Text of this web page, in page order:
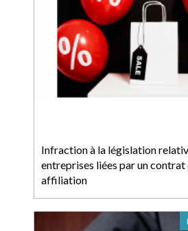
Infraction à la législation
entreprises liées par un
affiliation